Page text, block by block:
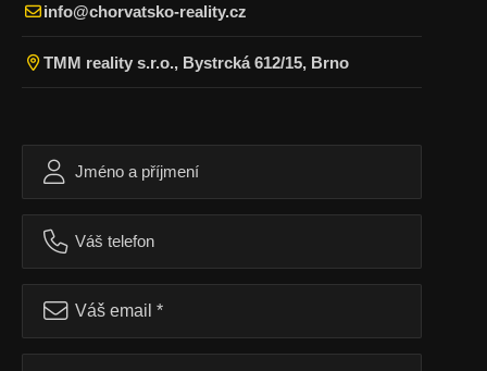
info@chorvatsko-reality.cz
TMM reality s.r.o., Bystrcká 612/15, Brno